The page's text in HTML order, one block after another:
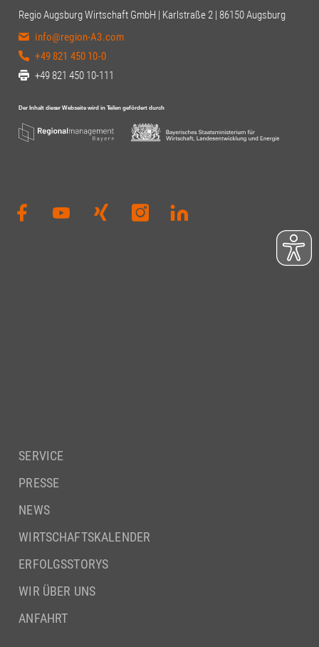
Regio Augsburg Wirtschaft GmbH | Karlstraße 2 | 86150 Augsburg
info@region-A3.com
+49 821 450 10-0
+49 821 450 10-111
SERVICE
PRESSE
NEWS
WIRTSCHAFTSKALENDER
ERFOLGSSTORYS
WIR ÜBER UNS
ANFAHRT